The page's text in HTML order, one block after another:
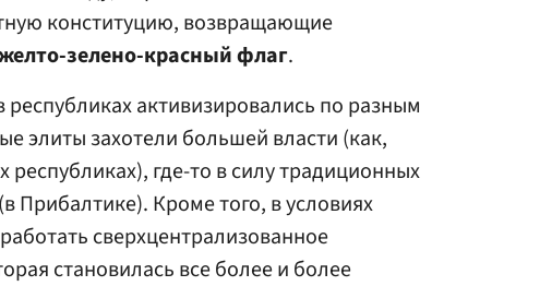
конституцию, возвращающие
зелено-красный флаг.
активизировались по разным
элиты захотели большей власти (как,
республиках), где-то в силу традиционных
Прибалтике). Кроме того, в условиях
сверхцентрализованное
становилась все более и более